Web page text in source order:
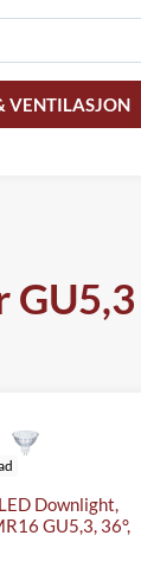
VENTILASJON
GU5,3
Downlight,
GU5,3, 36°,